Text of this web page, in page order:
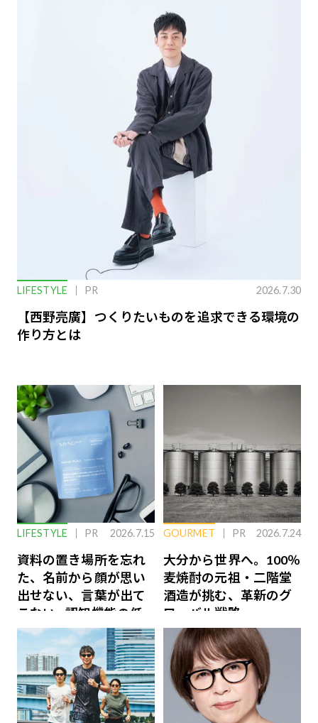
LIFESTYLE PR 2026.7.30
【西野亮廣】つくりたいものを追求できる環境の
作り方とは
LIFESTYLE PR 2026.7.15
資料の置き場所を忘れ
た、名前から顔が思い
出せない、言葉が出て
こない…認知機能の低
下を救う、脳のインナ
ーケアとは
GOURMET PR 2026.7.24
大分から世界へ。100％
麦焼酎の元祖・二階堂
酒造が挑む、革新のグ
ローバル戦略